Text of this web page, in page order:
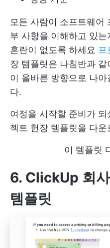
모든 사람이 소프트웨어
부 사항을 이해하고 있
혼란이 없도록 하세요 프
장 템플릿은 나침반과
이 올바른 방향으로 나
다.
여정을 시작할 준비가
젝트 헌장 템플릿을 다운
이 템플릿
6. ClickUp 회
템플릿